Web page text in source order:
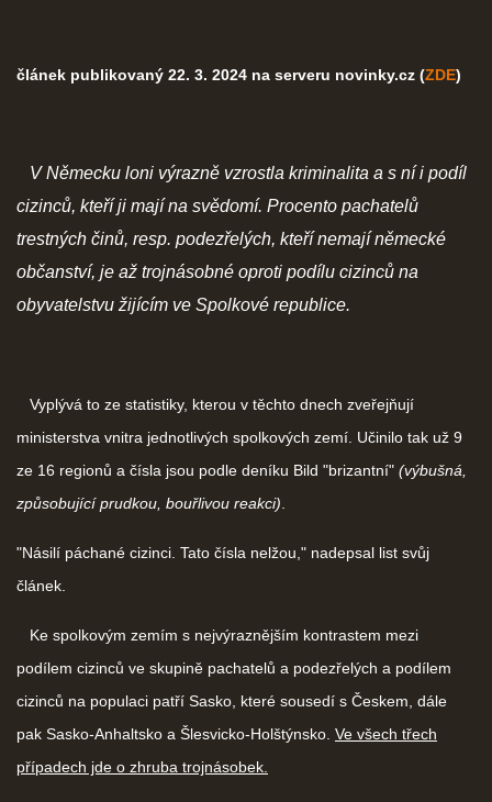
článek publikovaný 22. 3. 2024 na serveru novinky.cz (ZDE)
V Německu loni výrazně vzrostla kriminalita a s ní i podíl
cizinců, kteří ji mají na svědomí. Procento pachatelů
trestných činů, resp. podezřelých, kteří nemají německé
občanství, je až trojnásobné oproti podílu cizinců na
obyvatelstvu žijícím ve Spolkové republice.
Vyplývá to ze statistiky, kterou v těchto dnech zveřejňují
ministerstva vnitra jednotlivých spolkových zemí. Učinilo tak už 9
ze 16 regionů a čísla jsou podle deníku Bild "brizantní" (výbušná,
způsobující prudkou, bouřlivou reakci)
"Násilí páchané cizinci. Tato čísla nelžou," nadepsal list svůj
článek.
Ke spolkovým zemím s nejvýraznějším kontrastem mezi
podílem cizinců ve skupině pachatelů a podezřelých a podílem
cizinců na populaci patří Sasko, které sousedí s Českem, dále
pak Sasko-Anhaltsko a Šlesvicko-Holštýnsko. Ve všech třech
případech jde o zhruba trojnásobek.